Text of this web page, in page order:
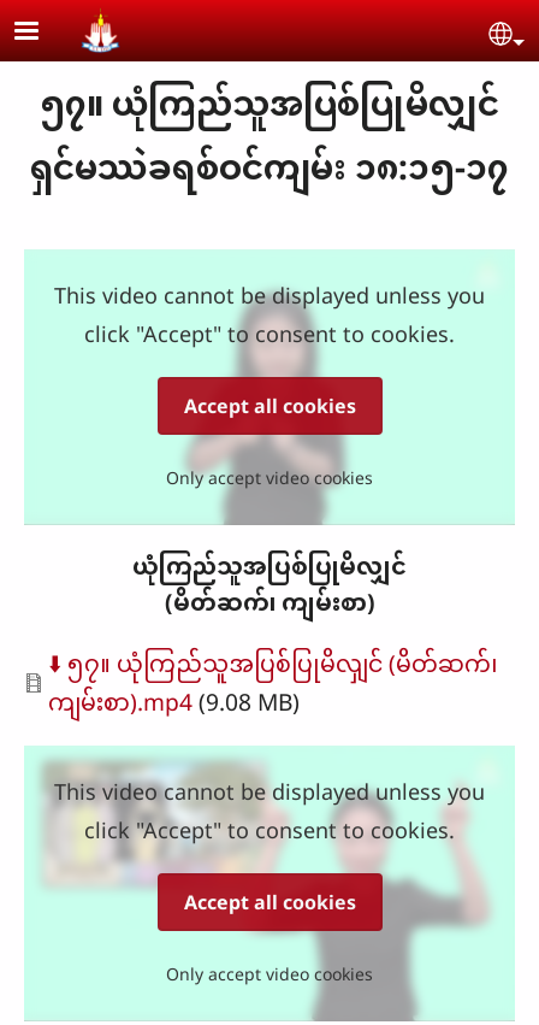
Skip to main content
၅၇။ ယုံကြည်သူအပြစ်ပြုမိလျှင်
ရှင်မဿဲခရစ်ဝင်ကျမ်း ၁၈:၁၅-၁၇
This video cannot be displayed unless you
click "Accept" to consent to cookies.
Accept all cookies
Only accept video cookies
ယုံကြည်သူအပြစ်ပြုမိလျှင်
(မိတ်ဆက်၊ ကျမ်းစာ)
Document
⬇️ ၅၇။ ယုံကြည်သူအပြစ်ပြုမိလှျင် (မိတ်ဆက်၊
ကျမ်းစာ).mp4(9.08 MB)
This video cannot be displayed unless you
click "Accept" to consent to cookies.
Accept all cookies
Only accept video cookies